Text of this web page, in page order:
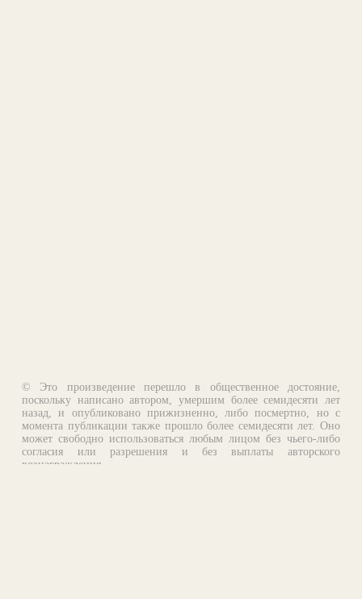
© Это произведение перешло в общественное достояние,
поскольку написано автором, умершим более семидесяти лет
назад, и опубликовано прижизненно, либо посмертно, но с
момента публикации также прошло более семидесяти лет. Оно
может свободно использоваться любым лицом без чьего-либо
согласия или разрешения и без выплаты авторского
вознаграждения.